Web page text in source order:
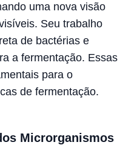
uma nova visão
Seu trabalho
de bactérias e
a fermentação. Essas
para o
de fermentação.
Microrganismos